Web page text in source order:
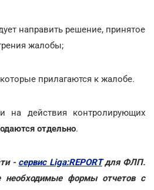
направить решение, принятое
жалобы;
прилагаются к жалобе.
действия контролирующих
отдельно.
- сервис Liga:REPORTдля ФЛП.
необходимые формы отчетов с